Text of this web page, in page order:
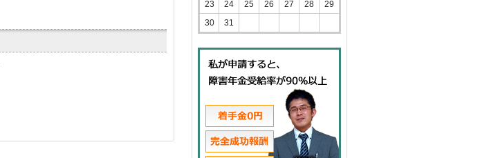
23
24 25 26 27 28
29
30
31